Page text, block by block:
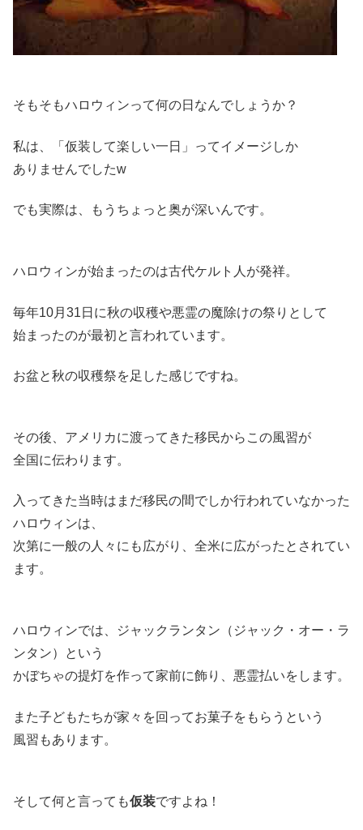
そもそもハロウィンって何の日なんでしょうか？
私は、「仮装して楽しい一日」ってイメージしか
ありませんでしたw
でも実際は、もうちょっと奥が深いんです。
ハロウィンが始まったのは古代ケルト人が発祥。
毎年10月31日に秋の収穫や悪霊の魔除けの祭りとして
始まったのが最初と言われています。
お盆と秋の収穫祭を足した感じですね。
その後、アメリカに渡ってきた移民からこの風習が
全国に伝わります。
入ってきた当時はまだ移民の間でしか行われていなかった
ハロウィンは、
次第に一般の人々にも広がり、全米に広がったとされてい
ます。
ハロウィンでは、ジャックランタン（ジャック・オー・ラ
ンタン）という
かぼちゃの提灯を作って家前に飾り、悪霊払いをします。
また子どもたちが家々を回ってお菓子をもらうという
風習もあります。
そして何と言っても仮装ですよね！